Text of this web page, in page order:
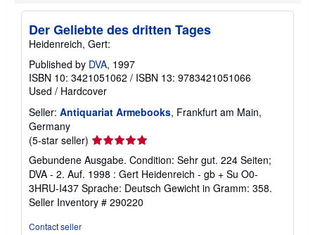
Der Geliebte des dritten Tages
Heidenreich, Gert:
Published by DVA, 1997
ISBN 10: 3421051062 / ISBN 13: 9783421051066
Used / Hardcover
Seller: Antiquariat Armebooks, Frankfurt am Main,
Germany
(5-star seller) Seller
rating
5
out
of
5
Gebundene Ausgabe. Condition: Sehr gut. 224 Seiten;
DVA - 2. Auf. 1998 : Gert Heidenreich - gb + Su O0-
3HRU-I437 Sprache: Deutsch Gewicht in Gramm: 358.
Seller Inventory # 290220
Contact seller